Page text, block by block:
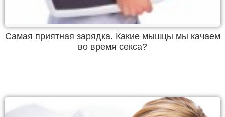
Самая приятная зарядка. Какие мышцы мы качаем
во время секса?